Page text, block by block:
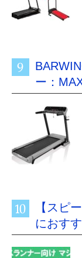
ー：
【スピ
におす